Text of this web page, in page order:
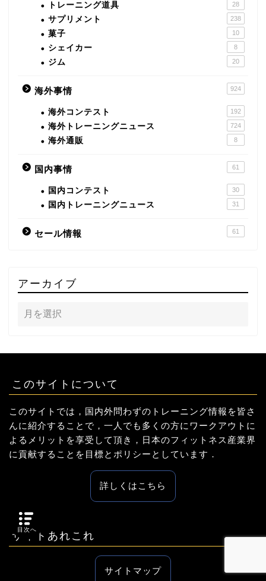
トレーニング道具 28
サプリメント 238
菓子 10
シェイカー 8
ジム 20
海外事情 924
海外コンテスト 192
海外トレーニングニュース 724
海外通販 8
国内事情 61
国内コンテスト 30
国内トレーニングニュース 31
セール情報 61
アーカイブ
このサイトについて
このサイトでは，国内外問わずのトレーニング情報を皆さ
んに紹介することで，一人でも多くの方にワークアウトに
よるメリットを享受して頂き，日本のフィットネス産業界
に貢献することを目標とポリシーとしています．
詳しくはこちら
サイトあれこれ
サイトマップ
目次へ